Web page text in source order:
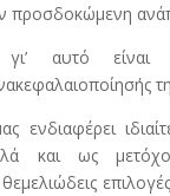
προσδοκώμενη
γι’ αυτό είναι
ενδιαφέρει
και ως